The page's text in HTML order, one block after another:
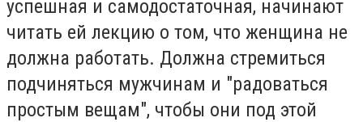
успешная и самодостаточная, начинают
читать ей лекцию о том, что женщина не
должна работать. Должна стремиться
подчиняться мужчинам и "радоваться
простым вещам", чтобы они под этой